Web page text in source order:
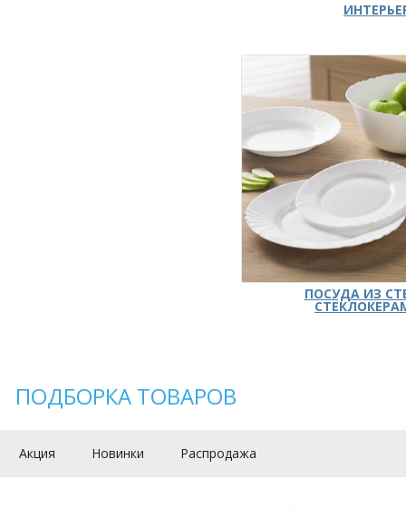
ПОСУДА ИЗ
ПОДБОРКА ТОВАРОВ
Акция Новинки Распродажа